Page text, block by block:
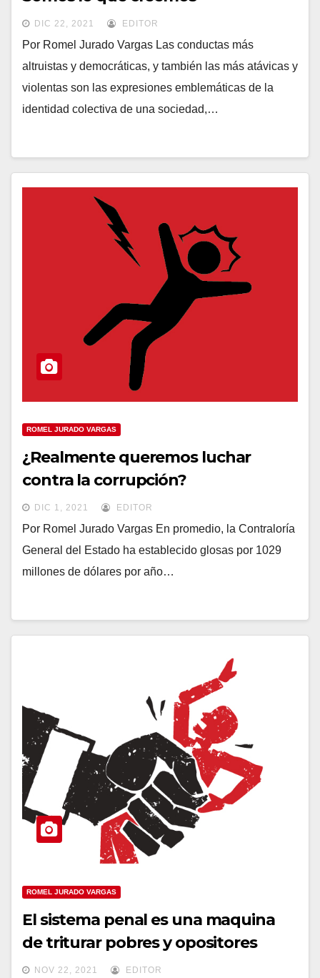
DIC 22, 2021 EDITOR
Por Romel Jurado Vargas Las conductas más
altruistas y democráticas, y también las más atávicas y
violentas son las expresiones emblemáticas de la
identidad colectiva de una sociedad,…
ROMEL JURADO VARGAS
¿Realmente queremos luchar
contra la corrupción?
DIC 1, 2021 EDITOR
Por Romel Jurado Vargas En promedio, la Contraloría
General del Estado ha establecido glosas por 1029
millones de dólares por año…
ROMEL JURADO VARGAS
El sistema penal es una maquina
de triturar pobres y opositores
NOV 22, 2021 EDITOR